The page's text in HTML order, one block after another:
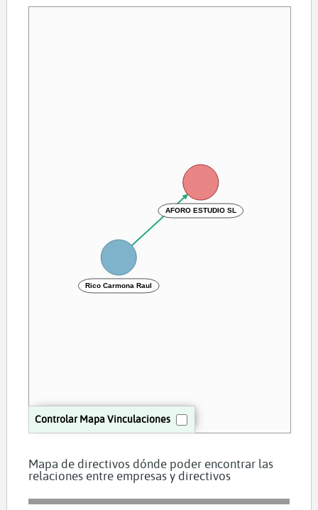
Controlar Mapa Vinculaciones
AFORO ESTUDIO SL
Rico Carmona Raul
Mapa de directivos dónde poder encontrar las
relaciones entre empresas y directivos